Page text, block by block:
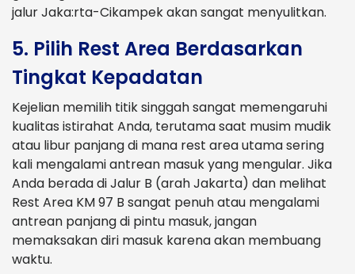
jalur Jaka:rta-Cikampek akan sangat menyulitkan.
5. Pilih Rest Area Berdasarkan
Tingkat Kepadatan
Kejelian memilih titik singgah sangat memengaruhi
kualitas istirahat Anda, terutama saat musim mudik
atau libur panjang di mana rest area utama sering
kali mengalami antrean masuk yang mengular. Jika
Anda berada di Jalur B (arah Jakarta) dan melihat
Rest Area KM 97 B sangat penuh atau mengalami
antrean panjang di pintu masuk, jangan
memaksakan diri masuk karena akan membuang
waktu.